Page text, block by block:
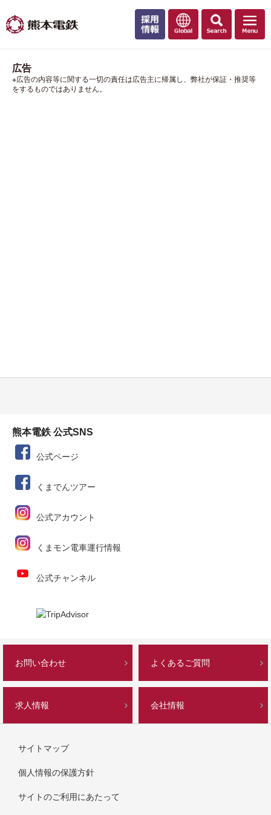
広告
※広告の内容等に関する一切の責任は広告主に帰属し、弊社が保証・推奨等
をするものではありません。
熊本電鉄 公式SNS
公式ページ
くまでんツアー
公式アカウント
くまモン電車運行情報
公式チャンネル
お問い合わせ よくあるご質問
求人情報 会社情報
サイトマップ
個人情報の保護方針
サイトのご利用にあたって